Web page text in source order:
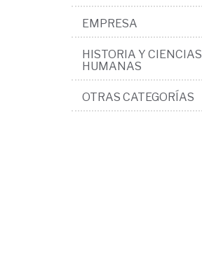
EMPRESA
HISTORIA Y CIENCIAS
HUMANAS
OTRAS CATEGORÍAS